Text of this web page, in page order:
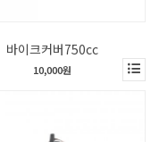
바이크커버750cc
10,000원